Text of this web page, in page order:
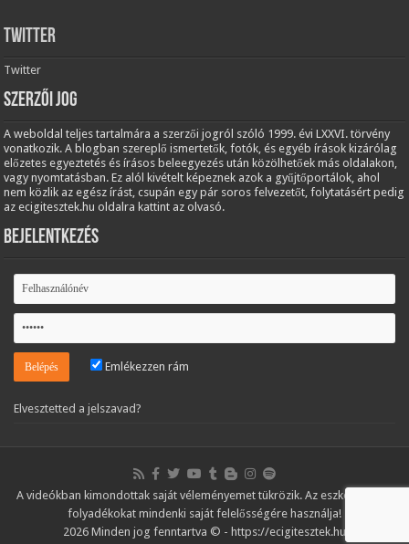
Twitter
Twitter
Szerzői jog
A weboldal teljes tartalmára a szerzői jogról szóló 1999. évi LXXVI. törvény
vonatkozik. A blogban szereplő ismertetők, fotók, és egyéb írások kizárólag
előzetes egyeztetés és írásos beleegyezés után közölhetőek más oldalakon,
vagy nyomtatásban. Ez alól kivételt képeznek azok a gyűjtőportálok, ahol
nem közlik az egész írást, csupán egy pár soros felvezetőt, folytatásért pedig
az ecigitesztek.hu oldalra kattint az olvasó.
Bejelentkezés
Emlékezzen rám
Elvesztetted a jelszavad?
A videókban kimondottak saját véleményemet tükrözik. Az eszközöket és
folyadékokat mindenki saját felelősségére használja!
2026 Minden jog fenntartva © - https://ecigitesztek.hu